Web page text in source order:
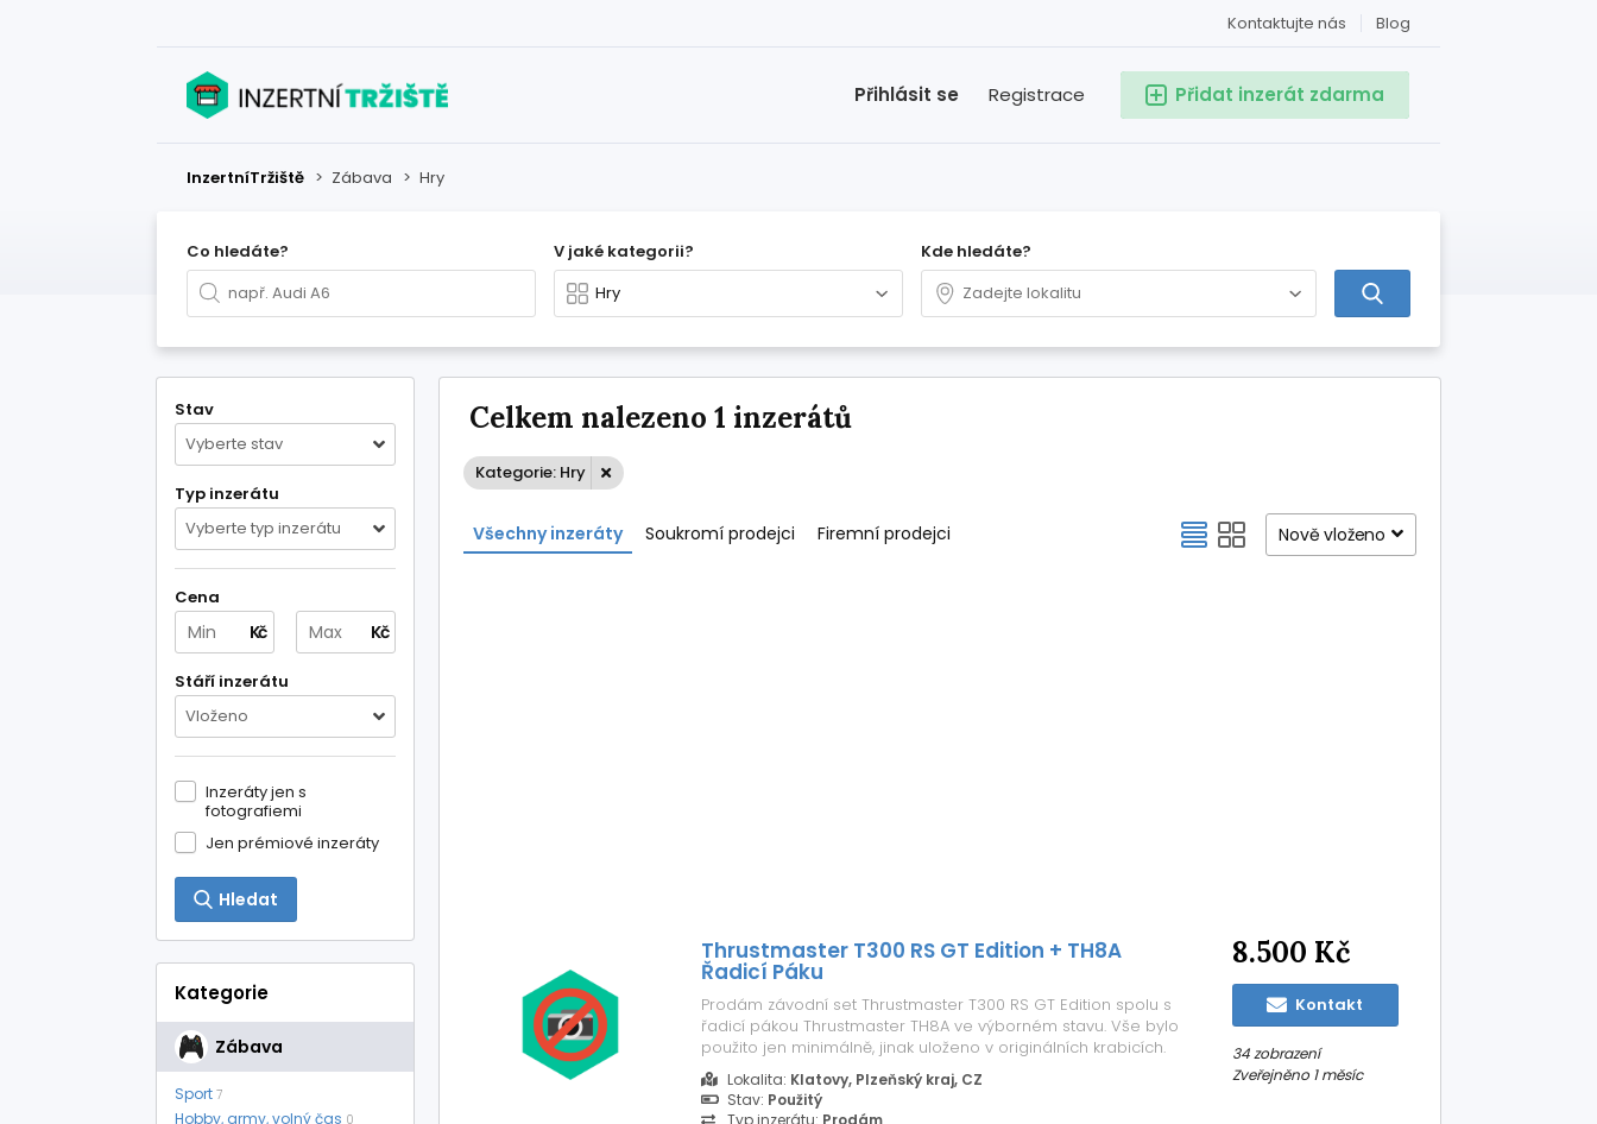
Blog
Kontaktujte nás
Přidat inzerát zdarma
Registrace
Přihlásit se
InzertníTržiště > Zábava > Hry
Co hledáte? V jaké kategorii? Kde hledáte?
Stav
Vyberte stav
Typ inzerátu
Vyberte typ inzerátu
Cena
Kč Kč
Stáří inzerátu
Vloženo
Inzeráty jen s
fotografiemi
Jen prémiové inzeráty
Hledat
Kategorie
Zábava
Sport 7
Hobby, army, volný čas 0
Celkem nalezeno 1 inzerátů
Kategorie: Hry
Všechny inzeráty Soukromí prodejci Firemní prodejci Nově vloženo
Thrustmaster T300 RS GT Edition + TH8A
Řadicí Páku
Prodám závodní set Thrustmaster T300 RS GT Edition spolu s
řadicí pákou Thrustmaster TH8A ve výborném stavu. Vše bylo
použito jen minimálně, jinak uloženo v originálních krabicích.
Zařízení je plně funkční, čisté a velmi zachovalé. Kompatibilita:
PlayStation 3, PlayStation 4 a PC Součástí balení: Volant T300
RS GT Edit...
Lokalita: Klatovy, Plzeňský kraj, CZ
Stav: Použitý
Typ inzerátu: Prodám
8.500 Kč
Kontakt
34 zobrazení
Zveřejněno 1 měsíc